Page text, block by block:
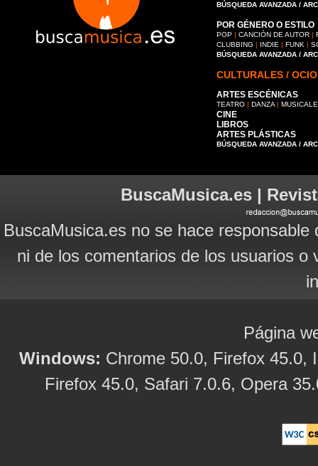
BÚSQUEDA AVANZADA /
POR GÉNERO O ESTILO
POP | CANCIÓN DE AUTOR |
CLUBBING | INDIE | FUNK |
BÚSQUEDA AVANZADA /
CULTURALES / OCIO
ARTES ESCÉNICAS
TEATRO | DANZA |
CINE
LIBROS
ARTES PLÁSTICAS
BÚSQUEDA AVANZADA /
BuscaMusica.es |
BuscaMusica.es no se hace
ni de los comentarios de los usuarios
Página
Windows: Chrome 50.0, Firefox 45.0,
Firefox 45.0, Safari 7.0.6, Opera